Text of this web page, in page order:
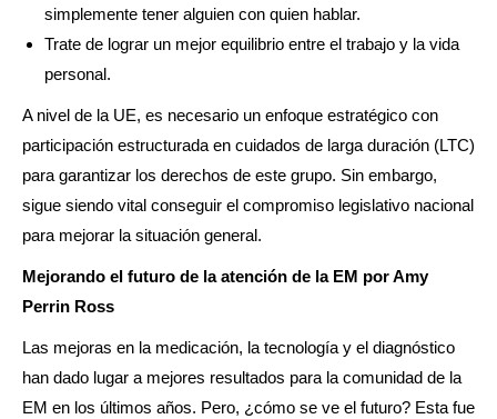
simplemente tener alguien con quien hablar.
Trate de lograr un mejor equilibrio entre el trabajo y la vida
personal.
A nivel de la UE, es necesario un enfoque estratégico con
participación estructurada en cuidados de larga duración (LTC)
para garantizar los derechos de este grupo. Sin embargo,
sigue siendo vital conseguir el compromiso legislativo nacional
para mejorar la situación general.
Mejorando el futuro de la atención de la EM por Amy
Perrin Ross
Las mejoras en la medicación, la tecnología y el diagnóstico
han dado lugar a mejores resultados para la comunidad de la
EM en los últimos años. Pero, ¿cómo se ve el futuro? Esta fue